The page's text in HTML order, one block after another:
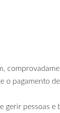
o pagamento
gerir pessoas e